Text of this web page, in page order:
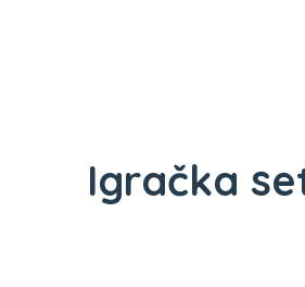
Igračka